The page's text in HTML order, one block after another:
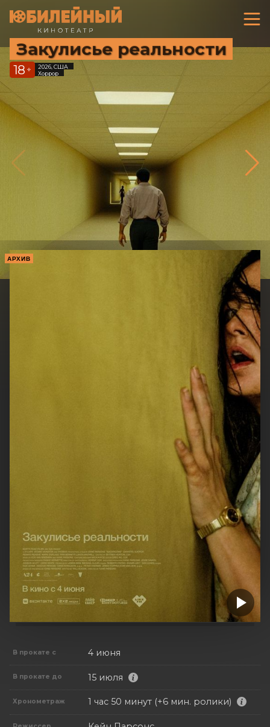
Закулисье реальности
18 +
2026, США
Хоррор
АРХИВ
В прокате с 4 июня
В прокате до 15 июля
Хронометраж 1 час 50 минут (+6 мин. ролики)